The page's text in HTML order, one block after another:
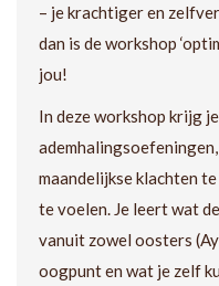
– je krachtiger en
dan is de workshop
jou!
In deze workshop krijg
maandelijkse klachten
te voelen. Je leert wat
vanuit zowel oosters
oogpunt en wat je zelf